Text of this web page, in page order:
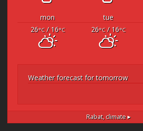
mon tue
26°C/ 16°C 26°C/ 16°C
Weather forecast for tomorrow
Rabat, climate ▸